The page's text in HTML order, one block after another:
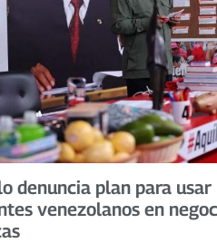
denuncia plan para usar
venezolanos en